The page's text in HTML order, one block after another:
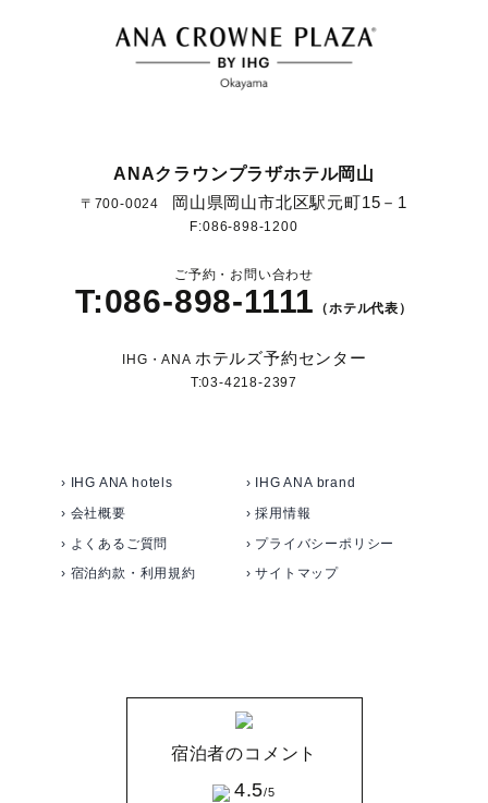
ANAクラウンプラザホテル岡山
〒700-0024 岡山県岡山市北区駅元町15－1
F:086-898-1200
ご予約・お問い合わせ
T:086-898-1111 （ホテル代表）
IHG・ANA ホテルズ予約センター
T:03-4218-2397
› IHG ANA hotels
› IHG ANA brand
› 会社概要
› 採用情報
› よくあるご質問
› プライバシーポリシー
› 宿泊約款・利用規約
› サイトマップ
宿泊者のコメント
4.5/5